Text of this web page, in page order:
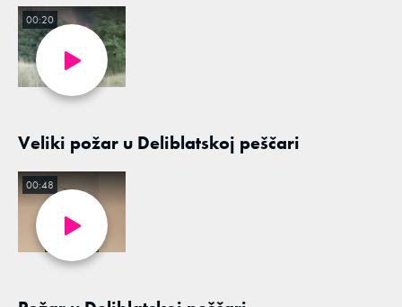
Veliki požar u Deliblatskoj peščari
00:20
00:48